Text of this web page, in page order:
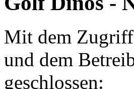
Mit dem
und dem
geschlossen: